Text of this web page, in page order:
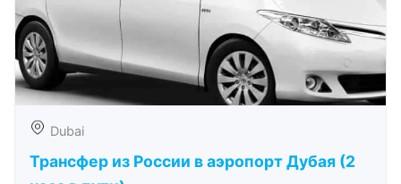
Dubai
Трансфер из России в аэропорт Дубая (2